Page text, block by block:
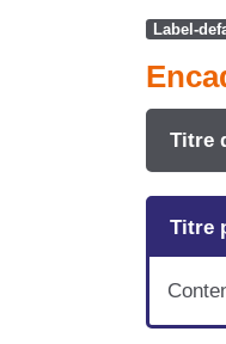
Label-
Titre
Titre